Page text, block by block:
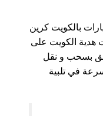
بالكويت كرين
الكويت على
بسحب و نقل
في تلبية